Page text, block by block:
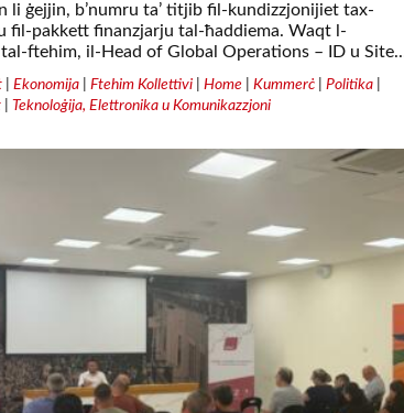
li ġejjin, b’numru ta’ titjib fil-kundizzjonijiet tax-
fil-pakkett finanzjarju tal-ħaddiema. Waqt l-
ftehim, il-Head of Global Operations – ID u
| Ekonomija| Ftehim Kollettivi| Home| Kummerċ| Politika|
| Teknoloġija, Elettronika u Komunikazzjoni